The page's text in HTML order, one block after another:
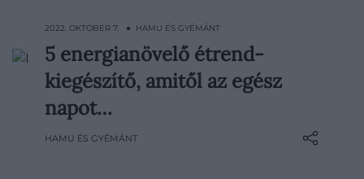
A kiegyensúlyozott étrend, a rendszeres
testmozgás és az elegendő alvás a
legjobb módja a megfelelő energiaszint
fenntartásának. Ezek azonban nem
mindig teljesülnek, pláne nem egyszerre.
2022. OKTÓBER 7. ● HAMU ÉS GYÉMÁNT
5 energianövelő étrend-
kiegészítő, amitől az egész
napot…
HAMU ÉS GYÉMÁNT